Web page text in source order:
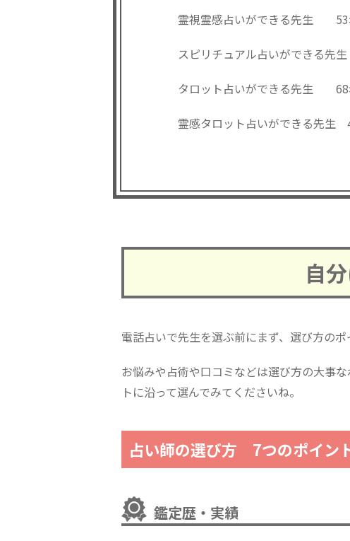
霊視霊感占いができる先生
スピリチュアル占いができる
タロット占いができる先生
霊感タロット占いができる先
自
電話占いで先生を選ぶ前にまず、選び方の
お悩みや占術や口コミなどは選び方の大事
トに沿って選んでみてくださいね。
占い師の選び方 7つのポイン
鑑定歴・実績